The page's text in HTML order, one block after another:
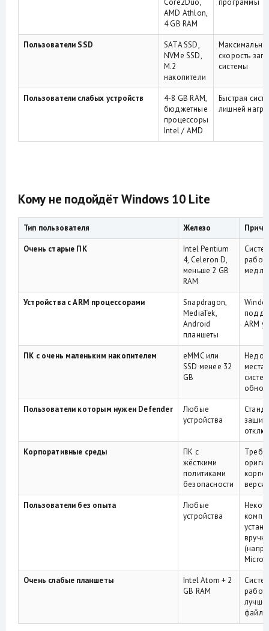
Core2Duo,
AMD Athlon,
4 GB RAM
программы
Пользователи SSD
SATA SSD,
NVMe SSD,
M.2
накопители
скорость
системы
Пользователи слабых устройств
4-8 GB RAM,
бюджетные
процессоры
Intel / AMD
Быстрая
лишней
Кому не подойдёт Windows 10 Lite
Тип пользователя Железо
Очень старые ПК
Intel Pentium
4, Celeron D,
меньше 2 GB
RAM
Устройства с ARM процессорами
Snapdragon,
MediaTek,
Android
планшеты
ARM
ПК с очень маленьким накопителем
eMMC или
SSD менее 32
GB
места
Пользователи которым нужен Defender
Любые
устройства
Корпоративные среды
ПК с
жёсткими
политиками
безопасности
Пользователи без опыта
Любые
устройства
Очень слабые планшеты
Intel Atom + 2
GB RAM
лучше
файл